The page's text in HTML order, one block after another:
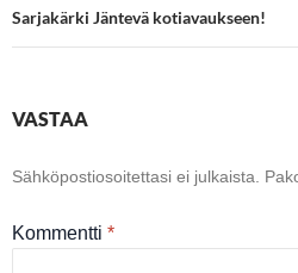
Sarjakärki Jäntevä kotiavaukseen!
VASTAA
Sähköpostiosoitettasi ei julkaista.
Kommentti *